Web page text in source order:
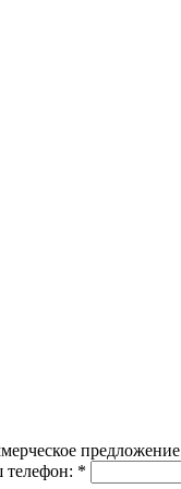
предложение
*